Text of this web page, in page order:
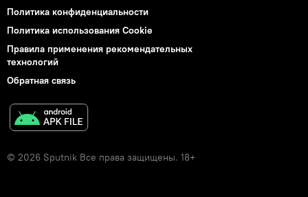
Политика конфиденциальности
Политика использования Cookie
Правила применения рекомендательных
технологий
Обратная связь
© 2026 Sputnik Все права защищены. 18+